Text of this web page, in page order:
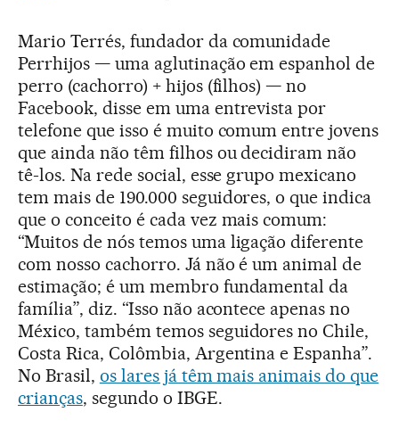
Mario Terrés, fundador da comunidade
Perrhijos — uma aglutinação em espanhol de
perro (cachorro) + hijos (filhos) — no
Facebook, disse em uma entrevista por
telefone que isso é muito comum entre jovens
que ainda não têm filhos ou decidiram não
tê-los. Na rede social, esse grupo mexicano
tem mais de 190.000 seguidores, o que indica
que o conceito é cada vez mais comum:
“Muitos de nós temos uma ligação diferente
com nosso cachorro. Já não é um animal de
estimação; é um membro fundamental da
família”, diz. “Isso não acontece apenas no
México, também temos seguidores no Chile,
Costa Rica, Colômbia, Argentina e Espanha”.
No Brasil, os lares já têm mais animais do que
crianças, segundo o IBGE.